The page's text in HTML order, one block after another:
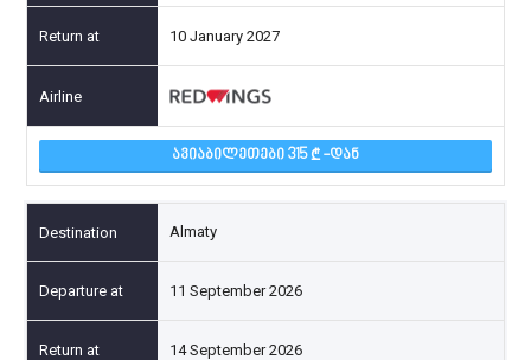
10 January 2027
ᲐᲕᲘᲐᲑᲘᲚᲔᲗᲔᲑᲘ 315 -ᲓᲐᲜ
Almaty
11 September 2026
14 September 2026